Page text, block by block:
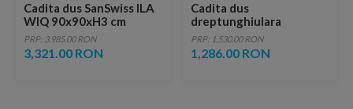
Cadita dus SanSwiss ILA
WIQ 90x90xH3 cm
marmura sintetica
PRP: 3,985.00 RON
3,321.00 RON
Cadita dus
dreptunghiulara
Radaway Argos D 110 x
90 x H5 cm, alb
PRP: 1,530.00 RON
1,286.00 RON